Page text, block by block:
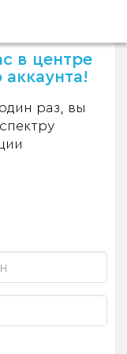
в центре
аккаунта!
раз, вы